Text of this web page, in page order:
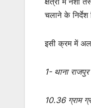
s
p
k
चलाने के निर्देश
इसी क्रम में
1- थाना राजपुर
10.36 ग्राम